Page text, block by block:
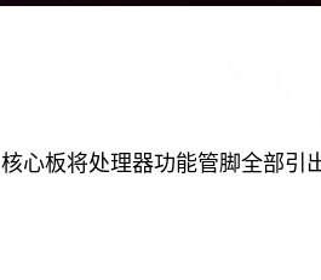
核心板将处理器功能管脚全部引